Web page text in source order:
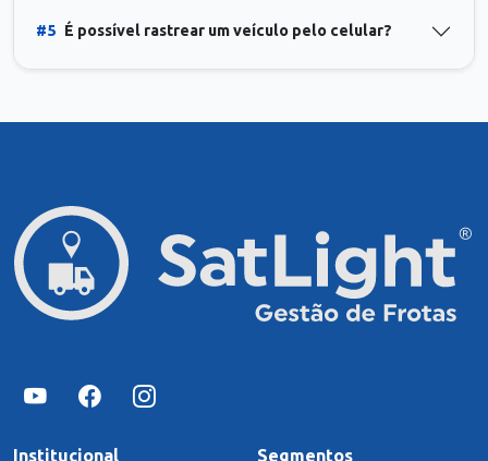
#5 É possível rastrear um veículo pelo celular?
Institucional Segmentos